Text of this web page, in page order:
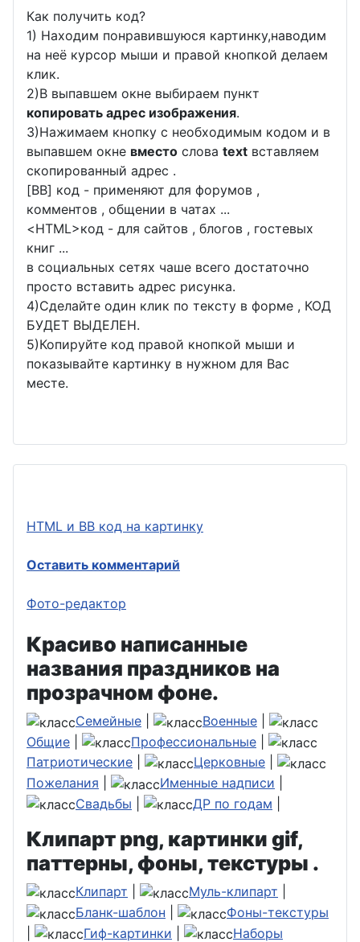
Как получить код?
1) Находим понравившуюся картинку,наводим
на неё курсор мыши и правой кнопкой делаем
клик.
2)В выпавшем окне выбираем пункт
копировать адрес изображения.
3)Нажимаем кнопку с необходимым кодом и в
выпавшем окне вместо слова text вставляем
скопированный адрес .
[BB] код - применяют для форумов ,
комментов , общении в чатах ...
<HTML>код - для сайтов , блогов , гостевых
книг ...
в социальных сетях чаше всего достаточно
просто вставить адрес рисунка.
4)Сделайте один клик по тексту в форме , КОД
БУДЕТ ВЫДЕЛЕН.
5)Копируйте код правой кнопкой мыши и
показывайте картинку в нужном для Вас
месте.
HTML и BB код на картинку
Оставить комментарий
Фото-редактор
Красиво написанные
названия праздников на
прозрачном фоне.
Семейные Военные
Общие
Профессиональные
Патриотические
Церковные
Пожелания
Именные надписи
Свадьбы
ДР по годам
Клипарт png, картинки gif,
паттерны, фоны, текстуры .
Клипарт Муль-клипарт
Бланк-шаблон
Фоны-текстуры
Гиф-картинки
Наборы